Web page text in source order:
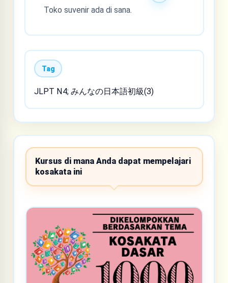
Toko suvenir ada di sana.
Tag
JLPT N4; みんなの日本語初級(3)
Kursus di mana Anda dapat mempelajari
kosakata ini